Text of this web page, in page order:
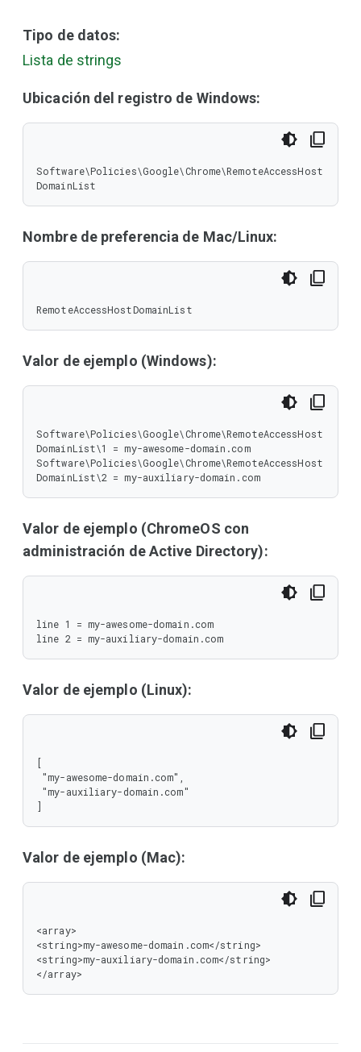
Tipo de datos:
Lista de strings
Ubicación del registro de Windows:
Software\Policies\Google\Chrome\RemoteAccessHost
DomainList
Nombre de preferencia de Mac/Linux:
RemoteAccessHostDomainList
Valor de ejemplo (Windows):
Software\Policies\Google\Chrome\RemoteAccessHost
DomainList\1 = my-awesome-domain.com
Software\Policies\Google\Chrome\RemoteAccessHost
DomainList\2 = my-auxiliary-domain.com
Valor de ejemplo (ChromeOS con
administración de Active Directory):
line 1 = my-awesome-domain.com
line 2 = my-auxiliary-domain.com
Valor de ejemplo (Linux):
[
]
Valor de ejemplo (Mac):
<array>
<string>my-awesome-domain.com</string>
<string>my-auxiliary-domain.com</string>
</array>